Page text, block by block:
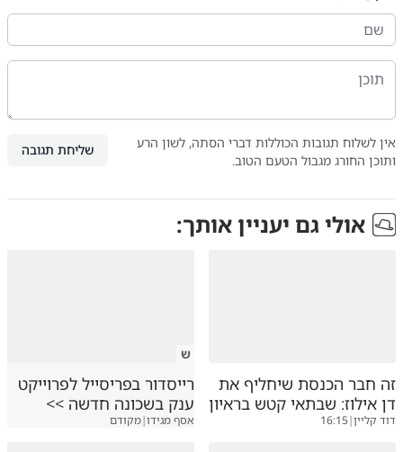
אין לשלוח תגובות הכוללות דברי הסתה, לשון הרע
ותוכן החורג מגבול הטעם הטוב.
שליחת תגובה
אולי גם יעניין אותך:
זה חבר הכנסת שיחליף את
דן אילוז: שבתאי קטש בראיון
דוד קליין|
16:15
ש
רייסדור בפריסייל לפרוייקט
ענק בשכונה חדשה >>
אסף מגידו|מקודם